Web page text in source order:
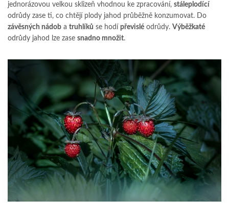
jednorázovou velkou sklizeň vhodnou ke zpracování, stáleplodící
odrůdy zase ti, co chtějí plody jahod průběžně konzumovat. Do
závěsných nádob a truhlíků se hodí převislé odrůdy. Výběžkaté
odrůdy jahod lze zase snadno množit.